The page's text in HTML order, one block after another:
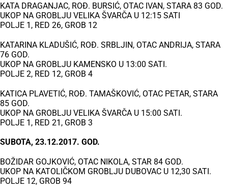
KATA DRAGANJAC, ROĐ. BURSIĆ, OTAC IVAN, STARA 83 GOD.
UKOP NA GROBLJU VELIKA ŠVARČA U 12:15 SATI
POLJE 1, RED 26, GROB 12
KATARINA KLADUŠIĆ, ROĐ. SRBLJIN, OTAC ANDRIJA, STARA
76 GOD.
UKOP NA GROBLJU KAMENSKO U 13:00 SATI.
POLJE 2, RED 12, GROB 4
KATICA PLAVETIĆ, ROĐ. TAMAŠKOVIĆ, OTAC PETAR, STARA
85 GOD.
UKOP NA GROBLJU VELIKA ŠVARČA U 15:00 SATI.
POLJE 1, RED 21, GROB 3
SUBOTA, 23.12.2017. GOD.
BOŽIDAR GOJKOVIĆ, OTAC NIKOLA, STAR 84 GOD.
UKOP NA KATOLIČKOM GROBLJU DUBOVAC U 12,30 SATI.
POLJE 12, GROB 94